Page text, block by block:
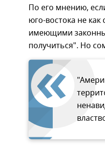
По его мнению,
юго-востока не
имеющими
получиться". Но